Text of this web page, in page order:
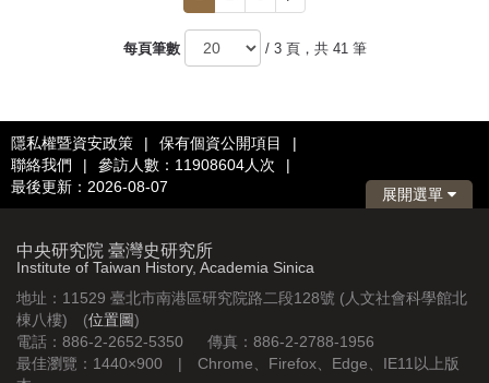
一
每頁筆數
/ 3 頁，共 41 筆
隱私權暨資安政策 | 保有個資公開項目
|
聯絡我們
| 參訪人數：11908604人次
|
最後更新：2026-08-07
展開選單
中央研究院 臺灣史研究所
Institute of Taiwan History, Academia Sinica
地址：11529 臺北市南港區研究院路二段128號 (人文社會科學館北
棟八樓) (位置圖)
電話：886-2-2652-5350 傳真：886-2-2788-1956
最佳瀏覽：1440×900 | Chrome、Firefox、Edge、IE11以上版